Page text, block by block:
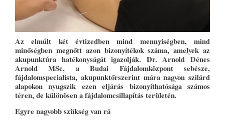
Az elmúlt két évtizedben mind mennyiségben, mind
minőségben megnőtt azon bizonyítékok száma, amelyek az
akupunktúra hatékonyságát igazolják. Dr. Arnold Dénes
Arnold MSc, a Budai Fájdalomközpont sebésze,
fájdalomspecialista, akupunktőrszerint mára nagyon szilárd
alapokon nyugszik ezen eljárás bizonyíthatósága számos
téren, de különösen a fájdalomcsillapítás területén.
Egyre nagyobb szükség van rá